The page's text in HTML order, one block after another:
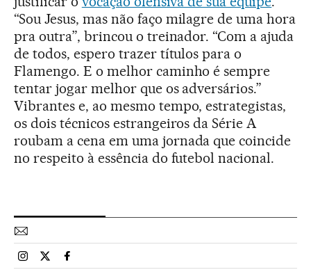
“Sou Jesus, mas não faço milagre de uma hora
pra outra”, brincou o treinador. “Com a ajuda
de todos, espero trazer títulos para o
Flamengo. E o melhor caminho é sempre
tentar jogar melhor que os adversários.”
Vibrantes e, ao mesmo tempo, estrategistas,
os dois técnicos estrangeiros da Série A
roubam a cena em uma jornada que coincide
no respeito à essência do futebol nacional.
Esportes El País Brasil en Instagram
Esportes El País Brasil en Twitter
Esportes El País Brasil en Facebook